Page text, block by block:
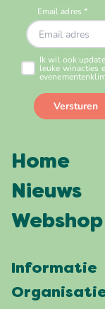
Home
Nieuws
Webshop
Informatie